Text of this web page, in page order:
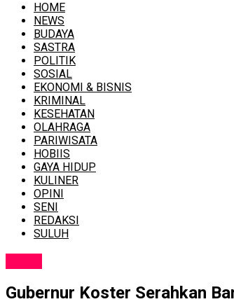
HOME
NEWS
BUDAYA
SASTRA
POLITIK
SOSIAL
EKONOMI & BISNIS
KRIMINAL
KESEHATAN
OLAHRAGA
PARIWISATA
HOBIIS
GAYA HIDUP
KULINER
OPINI
SENI
REDAKSI
SULUH
Gubernur Koster Serahkan